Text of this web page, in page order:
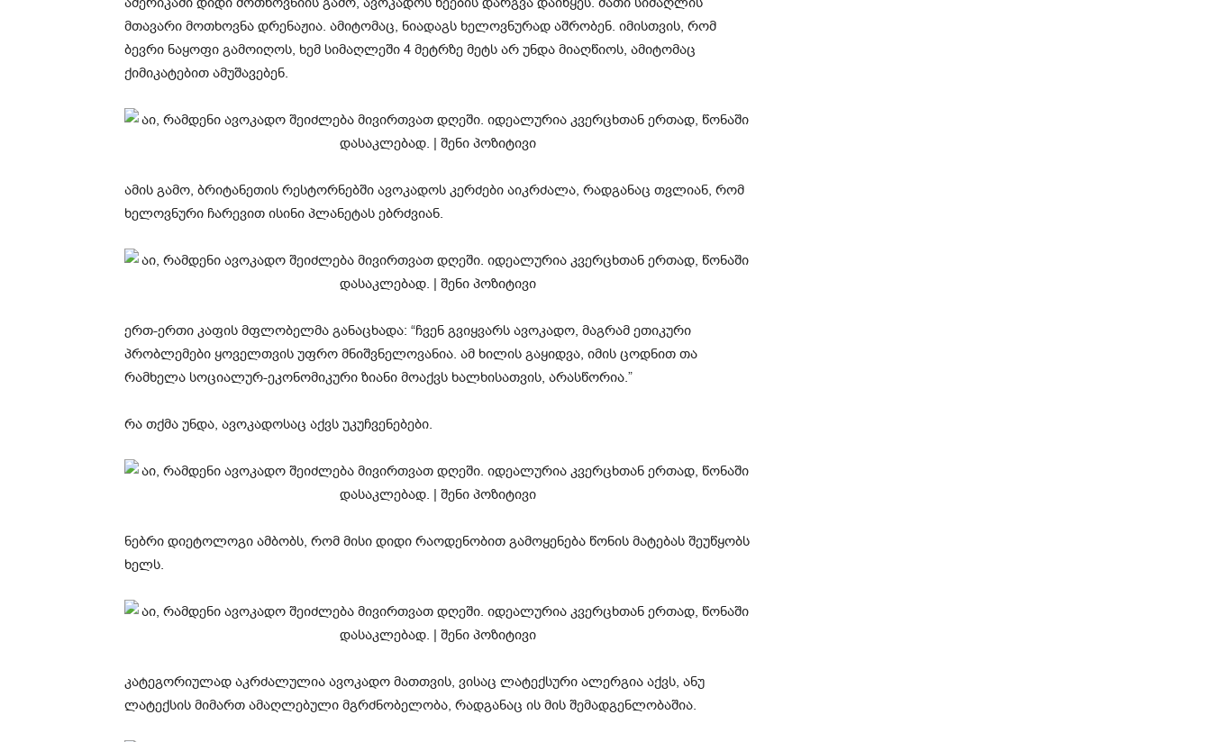
მთავარი მოთხოვნა დრენაჟია. ამიტომაც, ნიადაგს ხელოვნურად აშრობენ. იმისთვის, რომ
ბევრი ნაყოფი გამოიღოს, ხემ სიმაღლეში 4 მეტრზე მეტს არ უნდა მიაღწიოს, ამიტომაც
ქიმიკატებით ამუშავებენ.
ამის გამო, ბრიტანეთის რესტორნებში ავოკადოს კერძები აიკრძალა, რადგანაც თვლიან, რომ
ხელოვნური ჩარევით ისინი პლანეტას ებრძვიან.
ერთ-ერთი კაფის მფლობელმა განაცხადა: “ჩვენ გვიყვარს ავოკადო, მაგრამ ეთიკური
პრობლემები ყოველთვის უფრო მნიშვნელოვანია. ამ ხილის გაყიდვა, იმის ცოდნით თა
რამხელა სოციალურ-ეკონომიკური ზიანი მოაქვს ხალხისათვის, არასწორია.”
რა თქმა უნდა, ავოკადოსაც აქვს უკუჩვენებები.
ნებრი დიეტოლოგი ამბობს, რომ მისი დიდი რაოდენობით გამოყენება წონის მატებას შეუწყობს
ხელს.
კატეგორიულად აკრძალულია ავოკადო მათთვის, ვისაც ლატექსური ალერგია აქვს, ანუ
ლატექსის მიმართ ამაღლებული მგრძნობელობა, რადგანაც ის მის შემადგენლობაშია.